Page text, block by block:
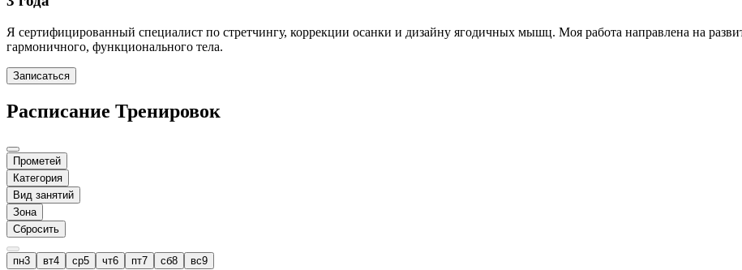
Я сертифицированный специалист по стретчингу, коррекции осанки и дизайну ягодичных мышц. Моя работа направлена на
гармоничного, функционального тела.
Записаться
Расписание Тренировок
Прометей
Категория
Вид занятий
Зона
Сбросить
пн3 вт4 ср5 чт6 пт7 сб8 вс9